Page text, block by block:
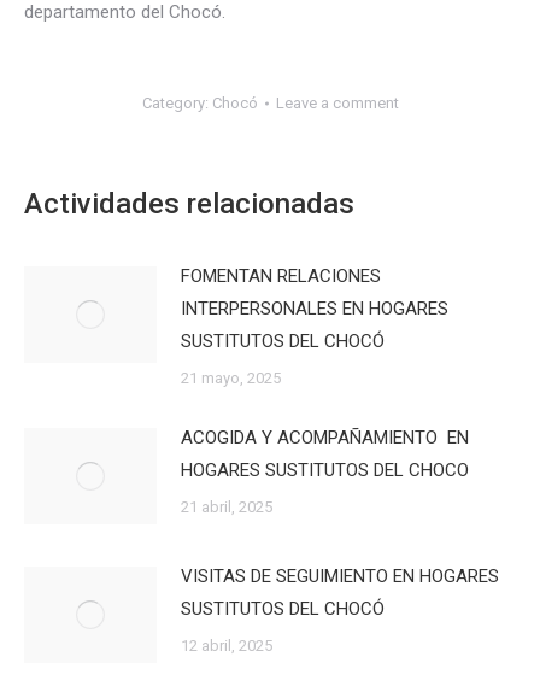
departamento del Chocó.
Category: Chocó Leave a comment
Actividades relacionadas
FOMENTAN RELACIONES
INTERPERSONALES EN HOGARES
SUSTITUTOS DEL CHOCÓ
21 mayo, 2025
ACOGIDA Y ACOMPAÑAMIENTO EN
HOGARES SUSTITUTOS DEL CHOCO
21 abril, 2025
VISITAS DE SEGUIMIENTO EN HOGARES
SUSTITUTOS DEL CHOCÓ
12 abril, 2025